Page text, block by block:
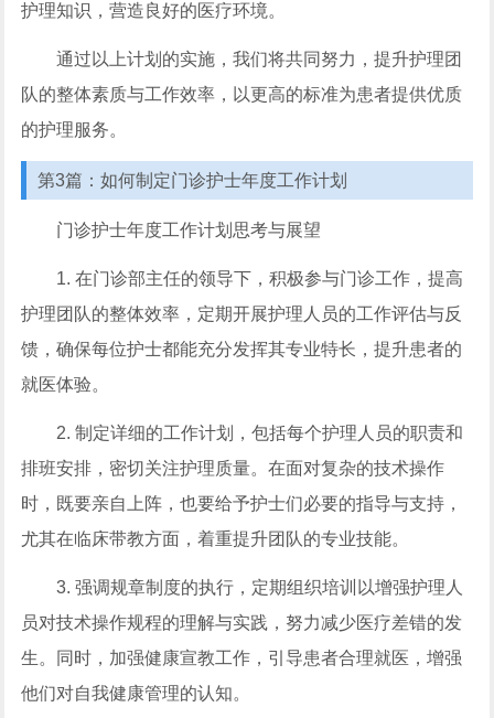
护理知识，营造良好的医疗环境。
通过以上计划的实施，我们将共同努力，提升护理团
队的整体素质与工作效率，以更高的标准为患者提供优质
的护理服务。
第3篇：如何制定门诊护士年度工作计划
门诊护士年度工作计划思考与展望
1. 在门诊部主任的领导下，积极参与门诊工作，提高
护理团队的整体效率，定期开展护理人员的工作评估与反
馈，确保每位护士都能充分发挥其专业特长，提升患者的
就医体验。
2. 制定详细的工作计划，包括每个护理人员的职责和
排班安排，密切关注护理质量。在面对复杂的技术操作
时，既要亲自上阵，也要给予护士们必要的指导与支持，
尤其在临床带教方面，着重提升团队的专业技能。
3. 强调规章制度的执行，定期组织培训以增强护理人
员对技术操作规程的理解与实践，努力减少医疗差错的发
生。同时，加强健康宣教工作，引导患者合理就医，增强
他们对自我健康管理的认知。